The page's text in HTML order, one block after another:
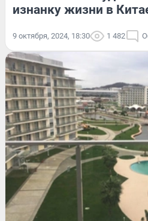
изнанку жизни в
9 октября, 2024, 18:30 1 482